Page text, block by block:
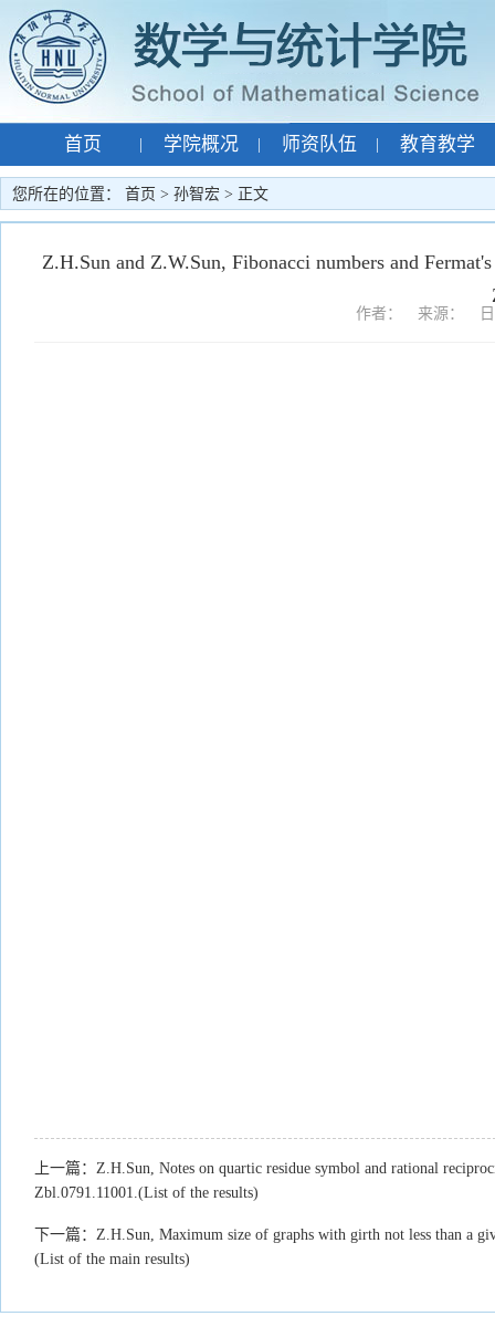
首页 学院概况 师资队伍 教育教学
专题网站 | 孙智宏 |
您所在的位置： 首页 > 孙智宏 > 正文
Z.H.Sun and Z.W.Sun, Fibonacci numbers and
作者： 来源： 日
上一篇： Z.H.Sun, Notes on quartic residue symbol and rational
Zbl.0791.11001.(List of the results)
下一篇： Z.H.Sun, Maximum size of graphs with girth not less than a
(List of the main results)